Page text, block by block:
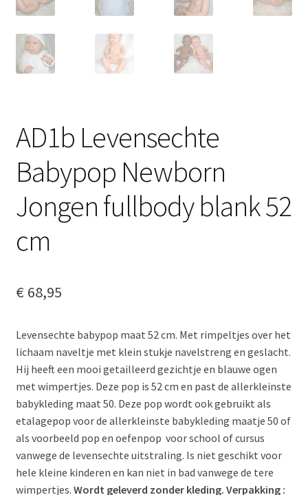
AD1b Levensechte
Babypop Newborn
Jongen fullbody blank 52
cm
€ 68,95
Levensechte babypop maat 52 cm. Met rimpeltjes over het
lichaam naveltje met klein stukje navelstreng en geslacht.
Hij heeft een mooi getailleerd gezichtje en blauwe ogen
met wimpertjes. Deze pop is 52 cm en past de allerkleinste
babykleding maat 50. Deze pop wordt ook gebruikt als
etalagepop voor de allerkleinste babykleding maatje 50 of
als voorbeeld pop en oefenpop voor school of cursus
vanwege de levensechte uitstraling. Is niet geschikt voor
hele kleine kinderen en kan niet in bad vanwege de tere
wimpertjes. Wordt geleverd zonder kleding. Verpakking :